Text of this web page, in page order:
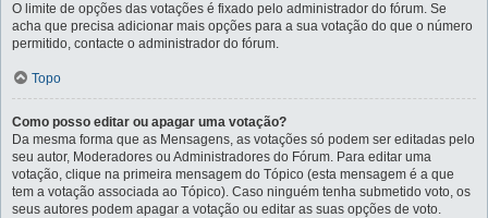
O limite de opções das votações é fixado pelo administrador do fórum. Se
acha que precisa adicionar mais opções para a sua votação do que o número
permitido, contacte o administrador do fórum.
Topo
Como posso editar ou apagar uma votação?
Da mesma forma que as Mensagens, as votações só podem ser editadas pelo
seu autor, Moderadores ou Administradores do Fórum. Para editar uma
votação, clique na primeira mensagem do Tópico (esta mensagem é a que
tem a votação associada ao Tópico). Caso ninguém tenha submetido voto, os
seus autores podem apagar a votação ou editar as suas opções de voto.